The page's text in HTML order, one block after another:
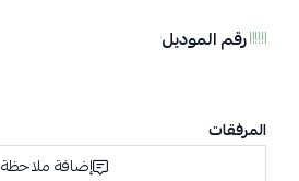
رقم الموديل
المرفقات
إضافة ملاحظة